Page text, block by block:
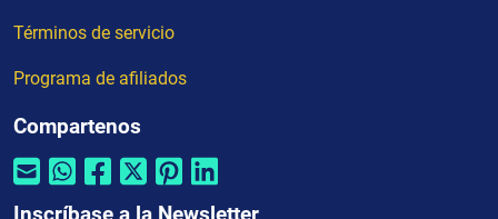
Términos de servicio
Programa de afiliados
Compartenos